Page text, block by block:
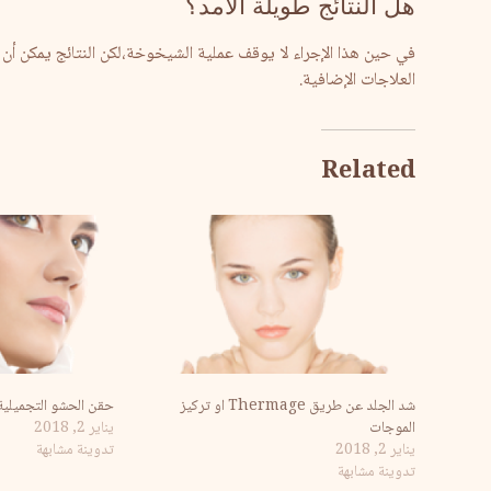
هل النتائج طويلة الأمد؟
في حين هذا الإجراء لا يوقف عملية الشيخوخة،لكن النتائج يمكن
العلاجات الإضافية.
Related
شد الجلد عن طريق Thermage او تركيز
الموجات
يناير 2, 2018
تدوينة مشابهة
حقن الحشو
يناير 2, 2018
تدوينة مشابهة